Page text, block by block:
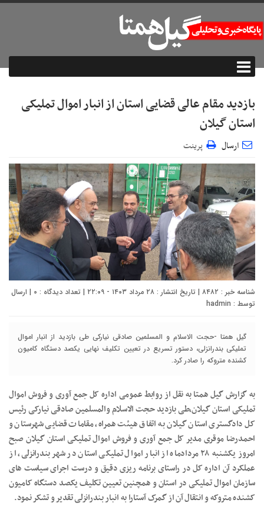
بازدید مقام عالی قضایی استان از انبار اموال تملیکی
استان گیلان
ارسال پرینت
شناسه خبر : ۸۴۸۲ | تاریخ انتشار : ۲۸ مرداد ۱۴۰۳ - ۲۲:۰۹ | تعداد دیدگاه : ۰ | ارسال
توسط : hadmin
گیل همتا -حجت الاسلام و المسلمین صادقی نیارکی طی بازدید از انبار اموال
تملیکی بندرانزلی، دستور تسریع در تعیین تکلیف نهایی یکصد دستگاه کامیون
کشنده متروکه را صادر کرد.
به گزارش گیل همتا به نقل از روابط عمومی اداره کل جمع آوری و فروش اموال
تملیکی استان گیلان،طی بازدید حجت الاسلام والمسلمین صادقی نیارکی رئیس
کل دادگستری استان گیلان به اتفاق هیئت همراه، مقامات قضایی شهرستان و
احمدرضا موقری مدیر کل جمع آوری و فروش اموال تملیکی استان گیلان صبح
امروز یکشنبه ۲۸ مردادماه از انبار اموال تملیکی استان در شهر بندرانزلی، از
عملکرد آن اداره کل در راستای برنامه ریزی دقیق و درست اجرای سیاست های
سازمان اموال تملیکی در استان و همچنین تعیین تکلیف یکصد دستگاه کامیون
کشنده متروکه و انتقال آن از گمرک آستارا به انبار بندرانزلی تقدیر و تشکر نمود.